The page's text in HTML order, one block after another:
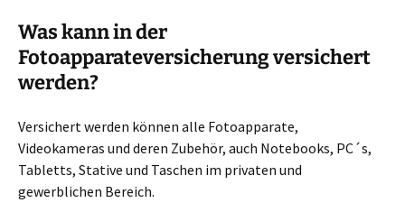
Was kann in der
Fotoapparateversicherung versichert
werden?
Versichert werden können alle Fotoapparate,
Videokameras und deren Zubehör, auch Notebooks, PC´s,
Tabletts, Stative und Taschen im privaten und
gewerblichen Bereich.